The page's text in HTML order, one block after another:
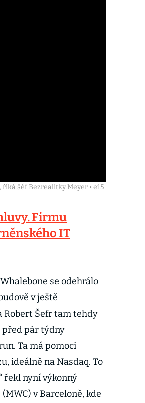
šéf Bezrealitky Meyer • e15
Firmu
IT
se odehrálo
v ještě
Robert Šefr tam tehdy
před pár týdny
Ta má pomoci
ideálně na Nasdaq. To
řekl nyní výkonný
v Barceloně, kde